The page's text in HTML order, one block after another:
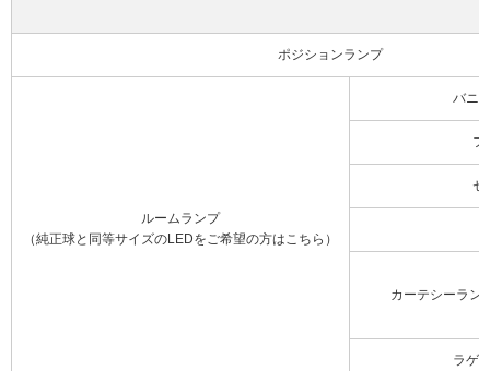
ポジションランプ
ルームランプ
（純正球と同等サイズのLEDをご希望の方はこちら）
バニ
フ
セ
カーテシーラン
ラゲ